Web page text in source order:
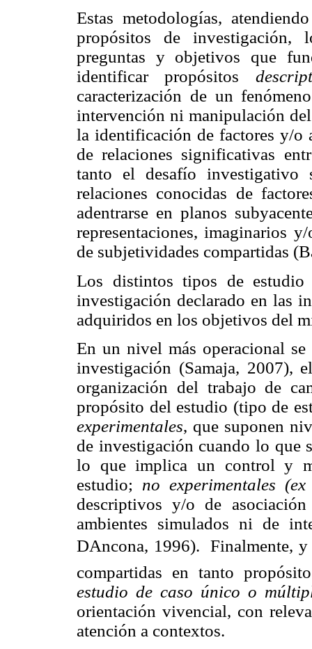
Estas metodologías,
propósitos de investigación,
preguntas y objetivos que
identificar propósitos
caracterización de un
intervención ni manipulación
la identificación de factores y/o
de relaciones significativas
tanto el desafío investigativo
relaciones conocidas de
adentrarse en planos
representaciones, imaginarios
de subjetividades compartidas
Los distintos tipos de estudio
investigación declarado en las
adquiridos en los objetivos del
En un nivel más operacional
investigación (Samaja, 2007),
organización del trabajo de
propósito del estudio (tipo de
experimentales, que suponen
de investigación cuando lo que
lo que implica un control y
estudio; no experimentales
descriptivos y/o de
ambientes simulados ni de
DAncona, 1996). Finalmente,
compartidas en tanto
estudio de caso único o
orientación vivencial, con
atención a contextos.